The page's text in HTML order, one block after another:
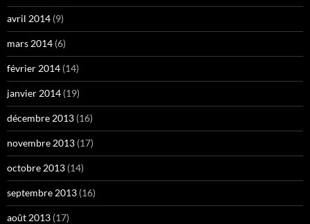
avril 2014 (9)
mars 2014 (6)
février 2014 (14)
janvier 2014 (19)
décembre 2013 (16)
novembre 2013 (17)
octobre 2013 (14)
septembre 2013 (16)
août 2013 (17)